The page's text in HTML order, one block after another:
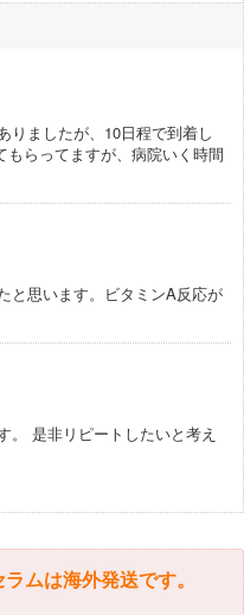
りましたが、10日程で到着し
らってますが、病院いく時間
と思います。ビタミンA反応が
。 是非リピートしたいと考え
ムは海外発送です。